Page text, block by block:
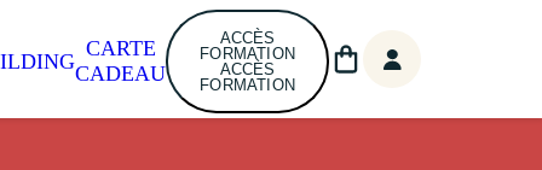
CARTE
CADEAU
ACCÈS
FORMATION
ACCÈS
FORMATION